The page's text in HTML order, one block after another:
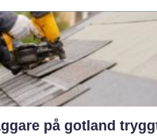
på gotland tryggt